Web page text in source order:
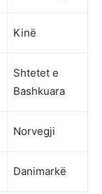
Kinë
Shtetet e
Bashkuara
Norvegji
Danimarkë